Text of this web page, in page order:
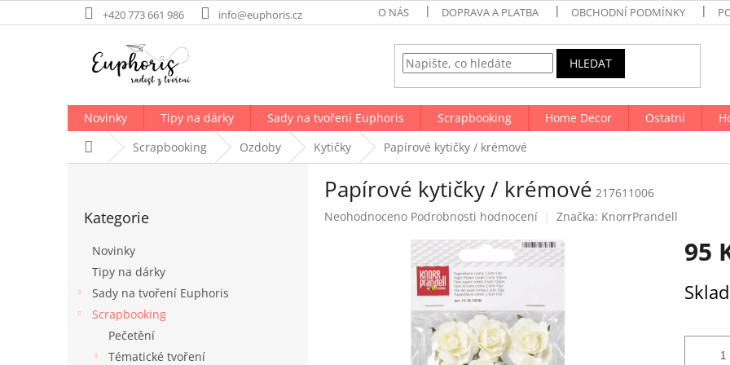
na
+420 773 661 986 info@euphoris.cz O NÁS DOPRAVA A PLATBA OBCHODNÍ PODMÍNKY
HLEDAT
Novinky Tipy na dárky Sady na tvoření Euphoris Scrapbooking Home Decor Ostatní
Domů Scrapbooking Ozdoby Kytičky Papírové kytičky / krémové
kategorie
Kategorie
Novinky
Tipy na dárky
Sady na tvoření Euphoris
Scrapbooking
Pečetění
Tématické tvoření
Papírové kytičky / krémové 217611006
Průměrné
Neohodnoceno Podrobnosti hodnocení Značka: KnorrPrandell
95
cena: